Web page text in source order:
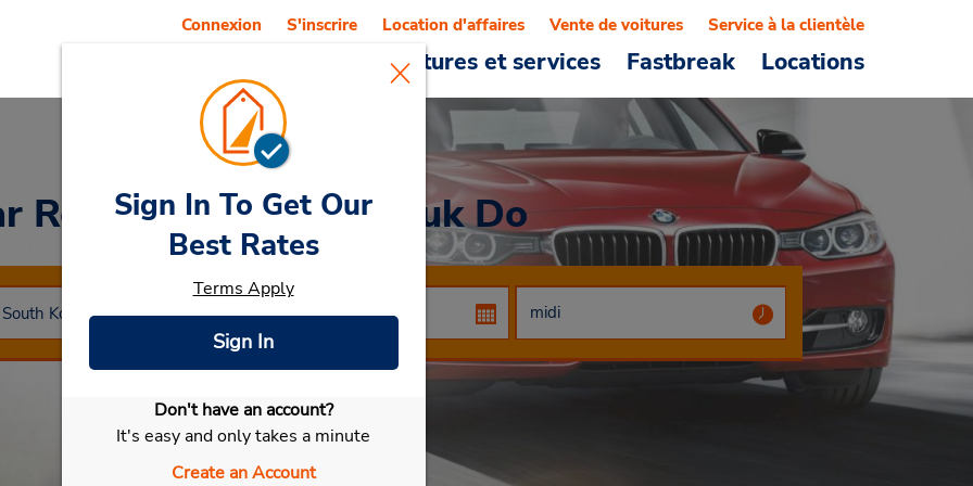
Voitures et services Fastbreak Locations
Connexion S'inscrire Location d'affaires Vente de voitures Service à la clientèle
RentalGyeongsangbuk Do
Sélectionner ma voiture
Sign In To Get Our
Best Rates
Terms Apply
Sign In
Don't have an account?
It's easy and only takes a minute
Create an Account